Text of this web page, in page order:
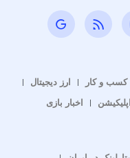
کسب و کار
ارز دیجیتال
اخبار بازی